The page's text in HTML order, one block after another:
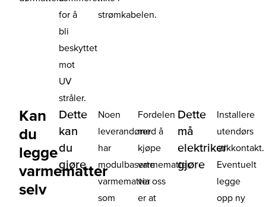
for å
bli
beskyttet
mot
UV
stråler.
strømkabelen.
Kan
du
legge
varmematter
selv
Dette
kan
du
gjøre
Noen
leverandører
har
modulbaserte
varmematter
som
Fordelen
med å
kjøpe
varmematter
via oss
er at
Dette
må
elektriker
gjøre
Installere
utendørs
stikkontakt.
Eventuelt
legge
opp ny